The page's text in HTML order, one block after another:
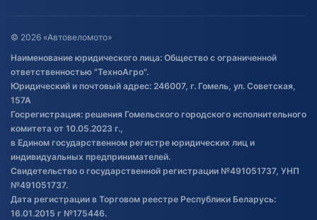
Оставить отзыв
Договор публичной оферты
Обработка файлов cookie
Постановка транспорта на учет
Обновления в ЭПТС 2024
© 2026 «Автовеломото»
Наименование юридического лица: Общество с ограниченной
ответственностью "ТехноАгро".
Юридический и почтовый адрес: 246007, г. Гомель, ул. Советская,
157А
Госрегистрация: решения Гомельского городского исполнительного
комитета от 10.05.2023 г.,
в Едином государственном регистре юридических лиц и
индивидуальных предпринимателей.
Свидетельство о государственной регистрации №491051737, УНП
№491051737.
Дата регистрации в Торговом реестре Республики Беларусь:
16.01.2015 г №175446.